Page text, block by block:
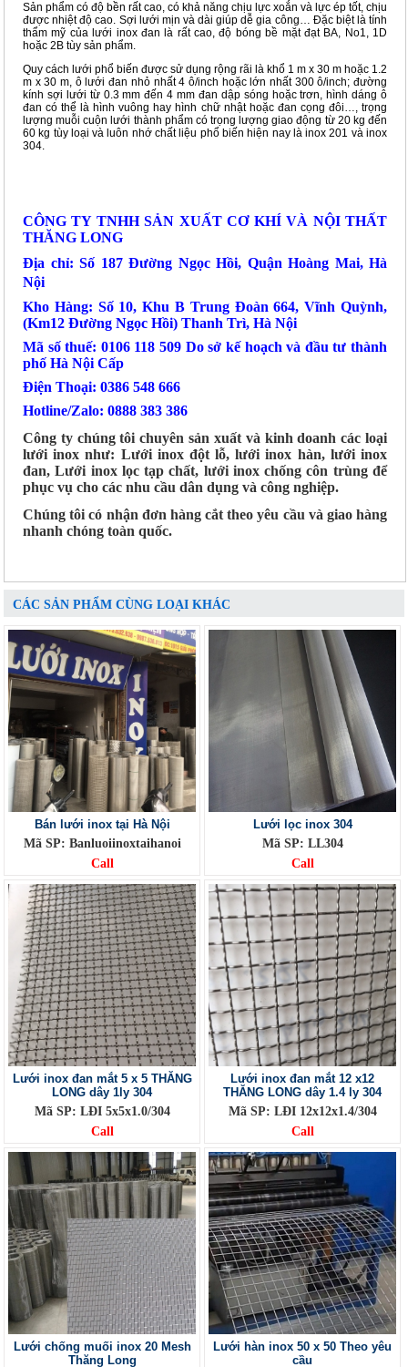
Sản phẩm có độ bền rất cao, có khả năng chịu lực xoắn và lực ép tốt, chịu
được nhiệt độ cao. Sợi lưới mịn và dài giúp dễ gia công… Đặc biệt là tính
thẩm mỹ của lưới inox đan là rất cao, độ bóng bề mặt đạt BA, No1, 1D
hoặc 2B tùy sản phẩm.
Quy cách lưới phổ biến được sử dụng rộng rãi là khổ 1 m x 30 m hoặc 1.2
m x 30 m, ô lưới đan nhỏ nhất 4 ô/inch hoặc lớn nhất 300 ô/inch; đường
kính sợi lưới từ 0.3 mm đến 4 mm đan dập sóng hoặc trơn, hình dáng ô
đan có thể là hình vuông hay hình chữ nhật hoặc đan cọng đôi…, trọng
lượng muỗi cuộn lưới thành phẩm có trọng lượng giao động từ 20 kg đến
60 kg tùy loại và luôn nhớ chất liệu phổ biến hiện nay là inox 201 và inox
304.
CÔNG TY TNHH SẢN XUẤT CƠ KHÍ VÀ NỘI THẤT
THĂNG LONG
Địa chỉ: Số 187 Đường Ngọc Hồi, Quận Hoàng Mai, Hà
Nội
Kho Hàng: Số 10, Khu B Trung Đoàn 664, Vĩnh Quỳnh,
(Km12 Đường Ngọc Hồi) Thanh Trì, Hà Nội
Mã số thuế: 0106 118 509 Do sở kế hoạch và đầu tư thành
phố Hà Nội Cấp
Điện Thoại: 0386 548 666
Hotline/Zalo: 0888 383 386
Công ty chúng tôi chuyên sản xuất và kinh doanh các loại
lưới inox như: Lưới inox đột lỗ, lưới inox hàn, lưới inox
đan, Lưới inox lọc tạp chất, lưới inox chống côn trùng để
phục vụ cho các nhu cầu dân dụng và công nghiệp.
Chúng tôi có nhận đơn hàng cắt theo yêu cầu và giao hàng
nhanh chóng toàn quốc.
CÁC SẢN PHẨM CÙNG LOẠI KHÁC
Bán lưới inox tại Hà Nội
Mã SP: Banluoiinoxtaihanoi
Call
Lưới lọc inox 304
Mã SP: LL304
Call
Lưới inox đan mắt 5 x 5 THĂNG
LONG dây 1ly 304
Mã SP: LĐI 5x5x1.0/304
Call
Lưới inox đan mắt 12 x12
THĂNG LONG dây 1.4 ly 304
Mã SP: LĐI 12x12x1.4/304
Call
Lưới chống muối inox 20 Mesh
Thăng Long
Lưới hàn inox 50 x 50 Theo yêu
cầu